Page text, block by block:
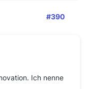
#390
Ich nenne